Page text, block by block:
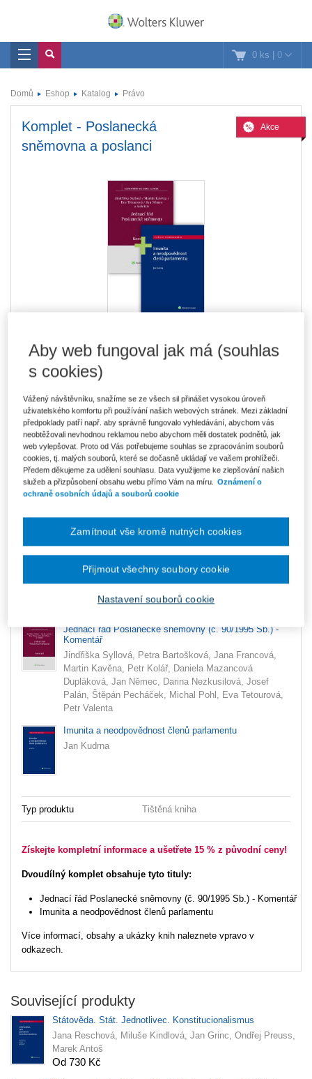
0 ks | 0
Domů Eshop Katalog Právo
Akce
Komplet - Poslanecká
sněmovna a poslanci
3 323 Kč
Komplet - Poslanecká sněmovna a
poslanci
- expedice do 2 pracovních dnů
2 825 Kč
Ušetříte 498 Kč
Původně 3 323 Kč
Komplet e-knih - Poslanecká sněmovna a
poslanci
V prodeji - ihned k dispozici
Co je Smarteca?
Upozorňujeme, že v období od 1.8. do 21.8. z technických
důvodů nemůžeme vystavovat daňové doklady. Budou vám
zaslány dodatečně e-mailem.
Vložit do košíku
Komplet - Poslanecká sněmovna a
Jednací řád Poslanecké sněmovny (č. 90/1995 Sb.) -
Komentář
Jindřiška Syllová, Petra Bartošková, Jana Francová,
Martin Kavěna, Petr Kolář, Daniela Mazancová
Dupláková, Jan Němec, Darina Nezkusilová, Josef
Palán, Štěpán Pecháček, Michal Pohl, Eva Tetourová,
Petr Valenta
Imunita a neodpovědnost členů parlamentu
Jan Kudrna
Typ produktu Tištěná kniha
Získejte kompletní informace a ušetřete 15 % z původní ceny!
Dvoudílný komplet obsahuje tyto tituly:
Jednací řád Poslanecké sněmovny (č. 90/1995 Sb.) - Komentář
Imunita a neodpovědnost členů parlamentu
Více informací, obsahy a ukázky knih naleznete vpravo v
odkazech.
Související produkty
Státověda. Stát. Jednotlivec. Konstitucionalismus
Jana Reschová, Miluše Kindlová, Jan Grinc, Ondřej Preuss,
Marek Antoš
Od 730 Kč
Aby web fungoval jak má (souhlas
s cookies)
Vážený návštěvníku, snažíme se ze všech sil přinášet vysokou úroveň
uživatelského komfortu při používání našich webových stránek. Mezi základní
předpoklady patří např. aby správně fungovalo vyhledávání, abychom vás
neobtěžovali nevhodnou reklamou nebo abychom měli dostatek podnětů, jak
web vylepšovat. Proto od Vás potřebujeme souhlas se zpracováním souborů
cookies, tj. malých souborů, které se dočasně ukládají ve vašem prohlížeči.
Předem děkujeme za udělení souhlasu. Data využijeme ke zlepšování našich
služeb a přizpůsobení obsahu webu přímo Vám na míru.
Oznámení o
ochraně osobních údajů a souborů cookie
Nastavení souborů cookie
Zamítnout vše kromě nutných cookies
Přijmout všechny soubory cookie